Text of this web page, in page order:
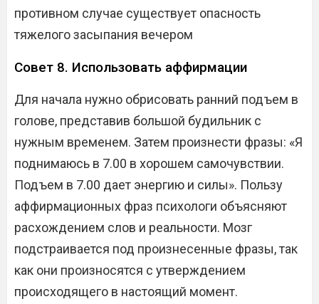
противном случае существует опасность
тяжелого засыпания вечером
Совет 8. Использовать аффирмации
Для начала нужно обрисовать ранний подъем в
голове, представив большой будильник с
нужным временем. Затем произнести фразы: «Я
поднимаюсь в 7.00 в хорошем самочувствии.
Подъем в 7.00 дает энергию и силы». Пользу
аффирмационных фраз психологи объясняют
расхождением слов и реальности. Мозг
подстраивается под произнесенные фразы, так
как они произносятся с утверждением
происходящего в настоящий момент.